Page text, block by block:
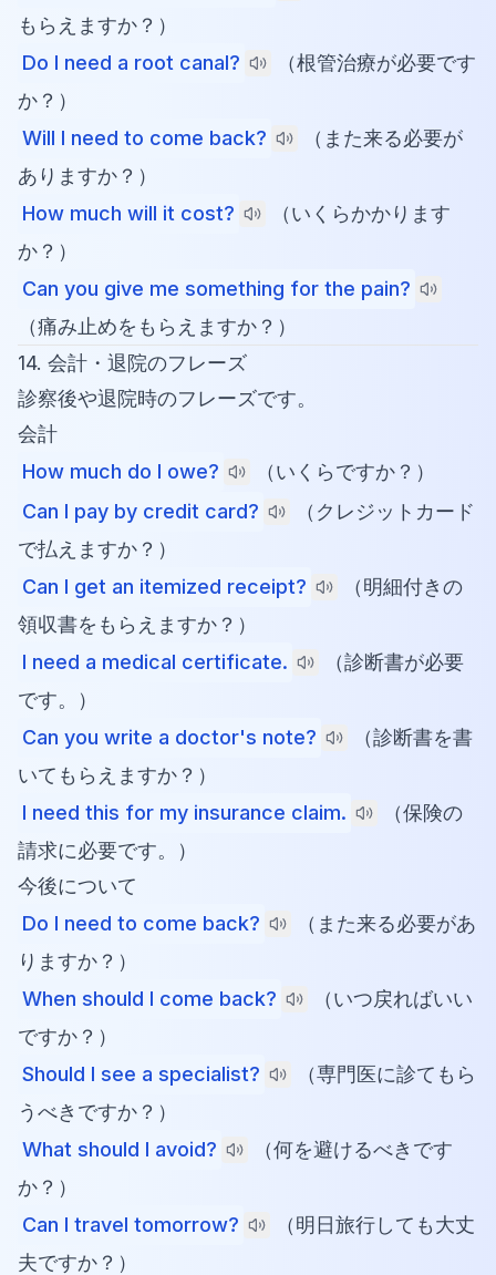
もらえますか？）
Do I need a root canal?
（根管治療が必要です
か？）
Will I need to come back?
（また来る必要が
ありますか？）
How much will it cost?
（いくらかかります
か？）
Can you give me something for the pain?
（痛み止めをもらえますか？）
14. 会計・退院のフレーズ
診察後や退院時のフレーズです。
会計
How much do I owe?
（いくらですか？）
Can I pay by credit card?
（クレジットカード
で払えますか？）
Can I get an itemized receipt?
（明細付きの
領収書をもらえますか？）
I need a medical certificate.
（診断書が必要
です。）
Can you write a doctor's note?
（診断書を書
いてもらえますか？）
I need this for my insurance claim.
（保険の
請求に必要です。）
今後について
Do I need to come back?
（また来る必要があ
りますか？）
When should I come back?
（いつ戻ればいい
ですか？）
Should I see a specialist?
（専門医に診てもら
うべきですか？）
What should I avoid?
（何を避けるべきです
か？）
Can I travel tomorrow?
（明日旅行しても大丈
夫ですか？）